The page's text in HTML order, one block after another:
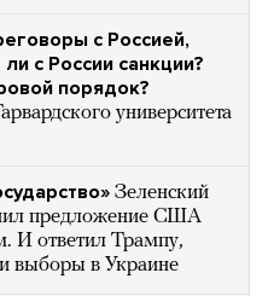
с Россией,
с России санкции?
порядок?
университета
Зеленский
предложение США
И ответил Трампу,
выборы в Украине